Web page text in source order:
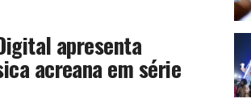
apresenta
acreana em série